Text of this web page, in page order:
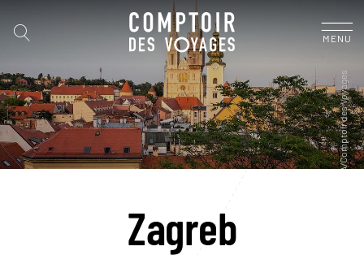
MENU
Zagreb